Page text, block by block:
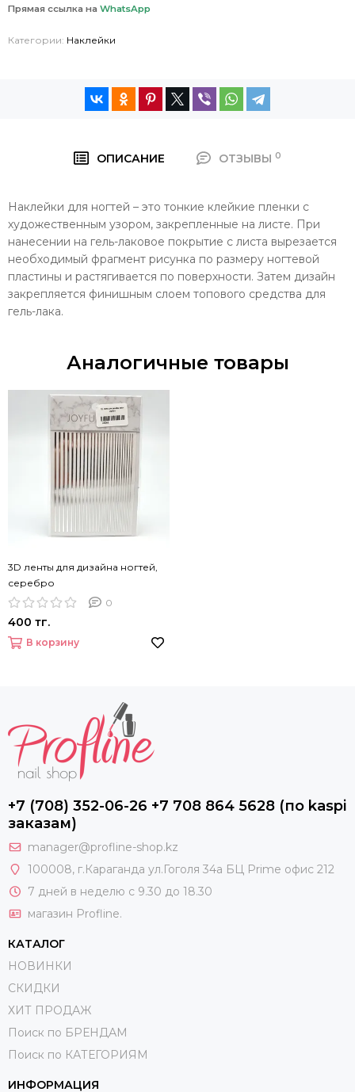
Прямая ссылка на WhatsApp
Категории: Наклейки
ОПИСАНИЕ ОТЗЫВЫ 0
Наклейки для ногтей – это тонкие клейкие пленки с
художественным узором, закрепленные на листе. При
нанесении на гель-лаковое покрытие с листа вырезается
необходимый фрагмент рисунка по размеру ногтевой
пластины и растягивается по поверхности. Затем дизайн
закрепляется финишным слоем топового средства для
гель-лака.
Аналогичные товары
3D ленты для дизайна ногтей,
серебро
0
400 тг.
В корзину
+7 (708) 352-06-26 +7 708 864 5628 (по kaspi
заказам)
manager@profline-shop.kz
100008, г.Караганда ул.Гоголя 34а БЦ Prime офис 212
7 дней в неделю с 9.30 до 18.30
магазин Profline.
КАТАЛОГ
НОВИНКИ
СКИДКИ
ХИТ ПРОДАЖ
Поиск по БРЕНДАМ
Поиск по КАТЕГОРИЯМ
ИНФОРМАЦИЯ